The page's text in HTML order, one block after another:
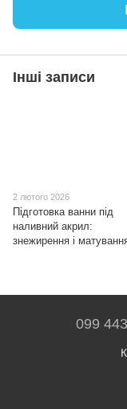
Інші записи
2 лютого 2026
Підготовка ванни під
наливний акрил:
знежирення і
099